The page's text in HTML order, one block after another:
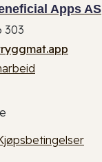
Apps AS
303